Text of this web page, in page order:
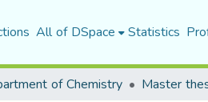
All of DSpace Statistics
of Chemistry Master